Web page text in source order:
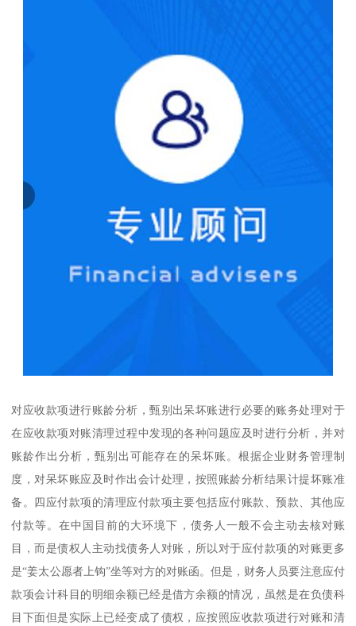
对应收款项进行账龄分析，甄别出呆坏账进行必要的账务处理对于
在应收款项对账清理过程中发现的各种问题应及时进行分析，并对
账龄作出分析，甄别出可能存在的呆坏账。根据企业财务管理制
度，对呆坏账应及时作出会计处理，按照账龄分析结果计提坏账准
备。四应付款项的清理应付款项主要包括应付账款、预款、其他应
付款等。在中国目前的大环境下，债务人一般不会主动去核对账
目，而是债权人主动找债务人对账，所以对于应付款项的对账更多
是“姜太公愿者上钩”坐等对方的对账函。但是，财务人员要注意应付
款项会计科目的明细余额已经是借方余额的情况，虽然是在负债科
目下面但是实际上已经变成了债权，应按照应收款项进行对账和清